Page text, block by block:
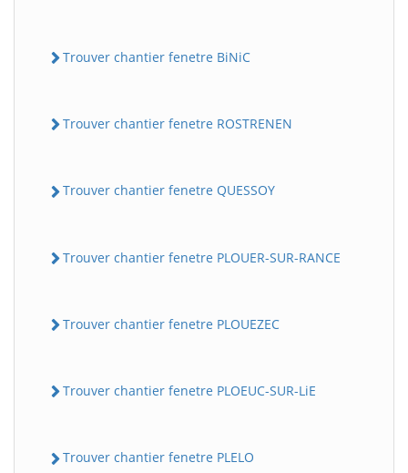
Trouver chantier fenetre BiNiC
Trouver chantier fenetre ROSTRENEN
Trouver chantier fenetre QUESSOY
Trouver chantier fenetre PLOUER-SUR-RANCE
Trouver chantier fenetre PLOUEZEC
Trouver chantier fenetre PLOEUC-SUR-LiE
Trouver chantier fenetre PLELO